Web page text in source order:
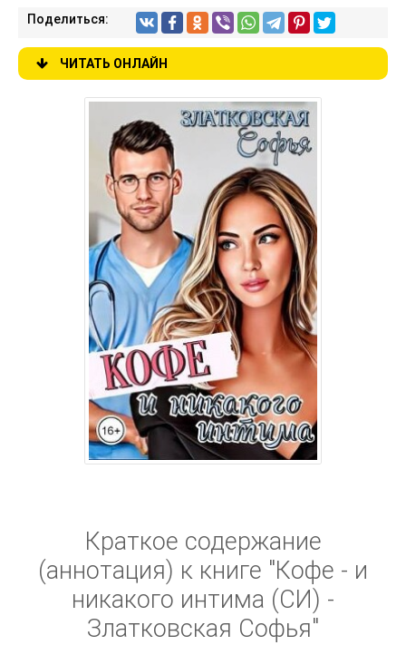
Поделиться:
ЧИТАТЬ ОНЛАЙН
Краткое содержание
(аннотация) к книге "Кофе - и
никакого интима (СИ) -
Златковская Софья"